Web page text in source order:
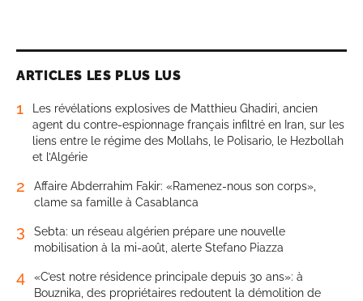
ARTICLES LES PLUS LUS
1
Les révélations explosives de Matthieu Ghadiri, ancien
agent du contre-espionnage français infiltré en Iran, sur les
liens entre le régime des Mollahs, le Polisario, le Hezbollah
et l’Algérie
2
Affaire Abderrahim Fakir: «Ramenez-nous son corps»,
clame sa famille à Casablanca
3
Sebta: un réseau algérien prépare une nouvelle
mobilisation à la mi-août, alerte Stefano Piazza
4
«C’est notre résidence principale depuis 30 ans»: à
Bouznika, des propriétaires redoutent la démolition de